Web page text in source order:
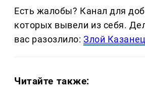
Есть жалобы? Канал для
которых вывели из себя.
вас разозлило:Злой Казанец
Читайте также: